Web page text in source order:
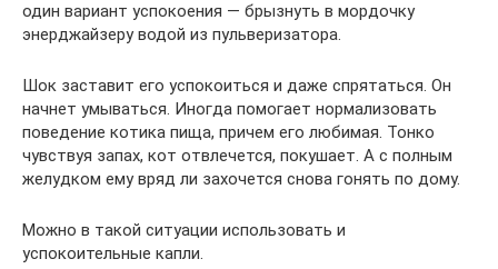
один вариант успокоения — брызнуть в мордочку
энерджайзеру водой из пульверизатора.
Шок заставит его успокоиться и даже спрятаться. Он
начнет умываться. Иногда помогает нормализовать
поведение котика пища, причем его любимая. Тонко
чувствуя запах, кот отвлечется, покушает. А с полным
желудком ему вряд ли захочется снова гонять по дому.
Можно в такой ситуации использовать и
успокоительные капли.